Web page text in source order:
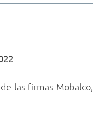
las firmas Mobalco,